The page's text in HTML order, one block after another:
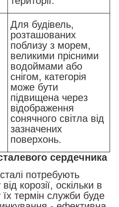
Для будівель,
розташованих
поблизу з морем,
великими прісними
водоймами або
снігом, категорія
може бути
підвищена через
відображення
сонячного світла від
зазначених
поверхонь.
сердечника
потребують
корозії, оскільки в
термін служби буде